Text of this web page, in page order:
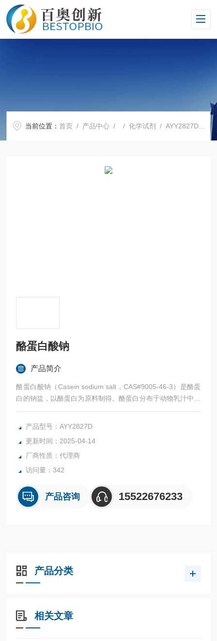
当前位置：首页 / 产品中心 / /化学试剂 / AYY2827D酪蛋白酸钠
酪蛋白酸钠
产品简介
酪蛋白酸钠（Casein sodium salt，CAS#9005-46-3）是酪蛋
白的钠盐，以酪蛋白为原料制得。酪蛋白分布于动物乳汁中，
以牛乳比例高，为牛乳蛋白质含量的80%，是可溶性磷酸钙复
合物，具有胶束结构，分为α一，β一，γ一，κ一酪蛋白4种。
产品型号：AYY2827D
更新时间：2025-04-14
厂商性质：代理商
访问量：342
产品咨询 15522676233
产品分类
相关文章